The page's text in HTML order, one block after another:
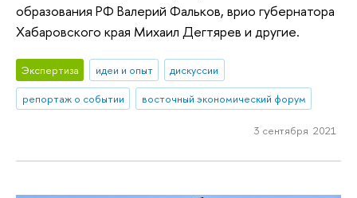
образования РФ Валерий Фальков, врио губернатора
Хабаровского края Михаил Дегтярев и другие.
Экспертиза идеи и опыт
дискуссии
репортаж о событии
восточный экономический форум
3 сентября 2021